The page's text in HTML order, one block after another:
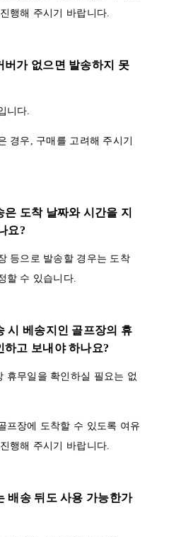
행해 주시기 바랍니다.
버가 없으면 발송하지 못
니다.
경우, 구매를 고려해 주시기
은 도착 날짜와 시간을 지
요?
등으로 발송할 경우는 도착
할 수 있습니다.
시 베송지인 골프장의 휴
하고 보내야 하나요?
휴무일을 확인하실 필요는 없
프장에 도착할 수 있도록 여유
행해 주시기 바랍니다.
배송 뒤도 사용 가능한가